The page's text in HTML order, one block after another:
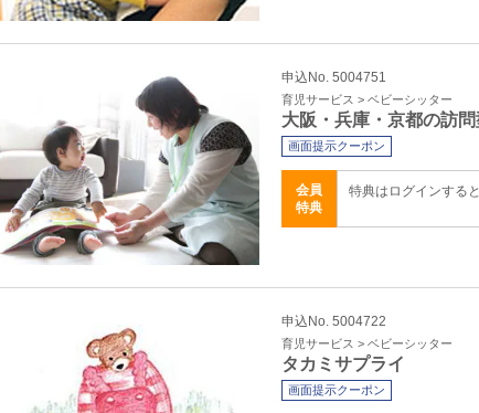
申込No. 5004751
育児サービス > ベビーシッター
大阪・兵庫・京都の訪
画面提示クーポン
会員
特典
特典はログインする
申込No. 5004722
育児サービス > ベビーシッター
タカミサプライ
画面提示クーポン